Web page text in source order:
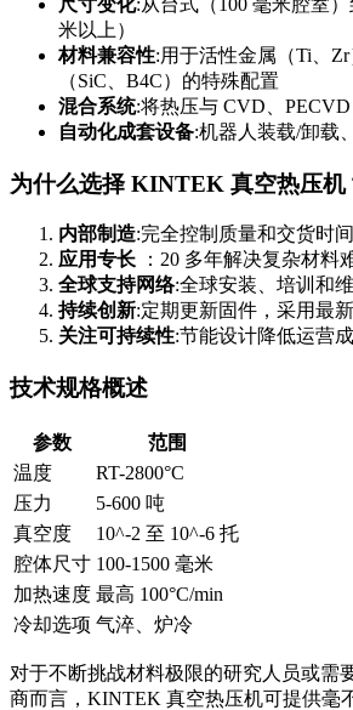
米以上）
材料兼容性:用于活性金属（Ti、
（SiC、B4C）的特殊配置
混合系统:将热压与 CVD、
自动化成套设备:机器人装载/卸载
为什么选择 KINTEK 真空热压机
内部制造:完全控制质量和交货时间
应用专长
：20 多年解决复杂材料
全球支持网络:全球安装、培训和
持续创新:定期更新固件，采用最
关注可持续性:节能设计降低运营
技术规格概述
参数
范围
温度
RT-2800°C
压力
5-600 吨
真空度
10^-2 至 10^-6 托
腔体尺寸 100-1500 毫米
加热速度 最高 100°C/min
冷却选项 气淬、炉冷
对于不断挑战材料极限的研究人员或需
商而言，KINTEK 真空热压机可提供毫